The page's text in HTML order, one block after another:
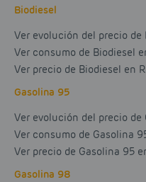
Biodiesel
Ver evolución del precio de
Ver consumo de Biodiesel
Ver precio de Biodiesel en
Gasolina 95
Ver evolución del precio de
Ver consumo de Gasolina
Ver precio de Gasolina 95
Gasolina 98